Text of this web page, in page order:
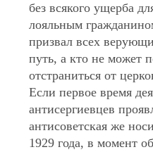
без всякого ущерба
лояльным
призвал всех
путь, а кто не может
отстраниться от
Если первое время
антисергиевцев
антисоветская же
1929 года, в момент